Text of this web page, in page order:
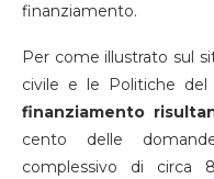
finanziamento.
Per come illustrato sul
civile e le Politiche del
finanziamento
cento delle
complessivo di circa